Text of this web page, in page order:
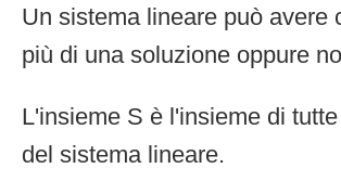
Un sistema lineare può avere
più di una soluzione oppure
L'insieme S è l'insieme di
del sistema lineare.